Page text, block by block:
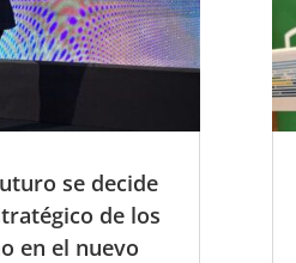
se decide
de los
en el nuevo